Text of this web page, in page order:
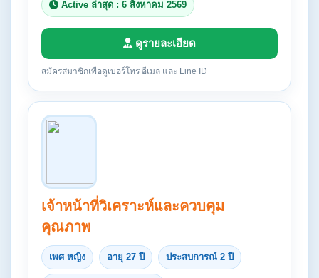
Active ล่าสุด : 6 สิงหาคม 2569
ดูรายละเอียด
สมัครสมาชิกเพื่อดูเบอร์โทร อีเมล และ Line ID
เจ้าหน้าที่วิเคราะห์และควบคุม
คุณภาพ
เพศ หญิง อายุ 27 ปี ประสบการณ์ 2 ปี